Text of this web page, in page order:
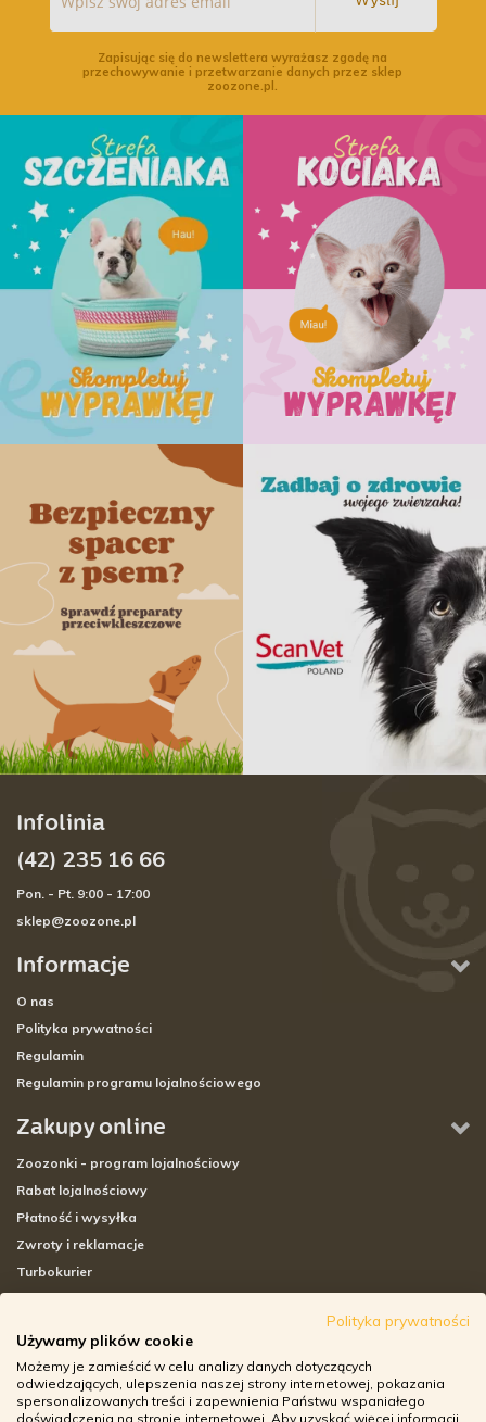
Zapisując się do newslettera wyrażasz zgodę na
przechowywanie i przetwarzanie danych przez sklep
zoozone.pl.
Informacje
O nas
Polityka prywatności
Regulamin
Regulamin programu lojalnościowego
Zakupy online
Zoozonki - program lojalnościowy
Rabat lojalnościowy
Płatność i wysyłka
Zwroty i reklamacje
Turbokurier
Adresy sklepów stacjonarnych
Godziny otwarcia sklepów
Aplikacja zoozone.pl
Infolinia
(42) 235 16 66
Pon. - Pt. 9:00 - 17:00
sklep@zoozone.pl
Polityka prywatności
Używamy plików cookie
Możemy je zamieścić w celu analizy danych dotyczących
odwiedzających, ulepszenia naszej strony internetowej, pokazania
spersonalizowanych treści i zapewnienia Państwu wspaniałego
doświadczenia na stronie internetowej. Aby uzyskać więcej informacji